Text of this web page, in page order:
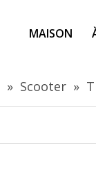
MAISON
» Scooter »